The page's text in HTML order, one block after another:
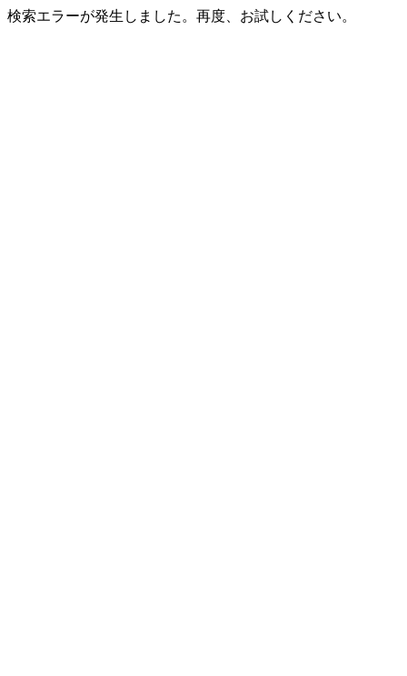
検索エラーが発生しました。再度、お試しください。